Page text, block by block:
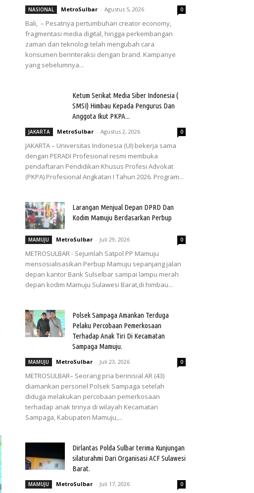
NASIONAL MetroSulbar - Agustus 5, 2026 0
Bali, – Pesatnya pertumbuhan creator economy,
fragmentasi media digital, hingga perkembangan
zaman dan teknologi telah mengubah cara
konsumen berinteraksi dengan brand. Kampanye
yang sebelumnya...
Ketum Serikat Media Siber Indonesia (
SMSI) Himbau Kepada Pengurus Dan
Anggota Ikut PKPA...
JAKARTA MetroSulbar - Agustus 2, 2026 0
JAKARTA – Universitas Indonesia (UI) bekerja sama
dengan PERADI Profesional resmi membuka
pendaftaran Pendidikan Khusus Profesi Advokat
(PKPA) Profesional Angkatan I Tahun 2026. Program...
Larangan Menjual Depan DPRD Dan
Kodim Mamuju Berdasarkan Perbup
MAMUJU MetroSulbar - Juli 29, 2026 0
METROSULBAR - Sejumlah Satpol PP Mamuju
mensosialisasikan Perbup Mamuju sepanjang jalan
depan kantor Bank Sulselbar sampai lampu merah
depan kodim Mamuju Sulawesi Barat,di himbau...
Polsek Sampaga Amankan Terduga
Pelaku Percobaan Pemerkosaan
Terhadap Anak Tiri Di Kecamatan
Sampaga Mamuju.
MAMUJU MetroSulbar - Juli 23, 2026 0
METROSULBAR– Seorang pria berinisial AR (43)
diamankan personel Polsek Sampaga setelah
diduga melakukan percobaan pemerkosaan
terhadap anak tirinya di wilayah Kecamatan
Sampaga, Kabupaten Mamuju,...
Dirlantas Polda Sulbar terima Kunjungan
silaturahmi Dari Organisasi ACF Sulawesi
Barat.
MAMUJU MetroSulbar - Juli 17, 2026 0